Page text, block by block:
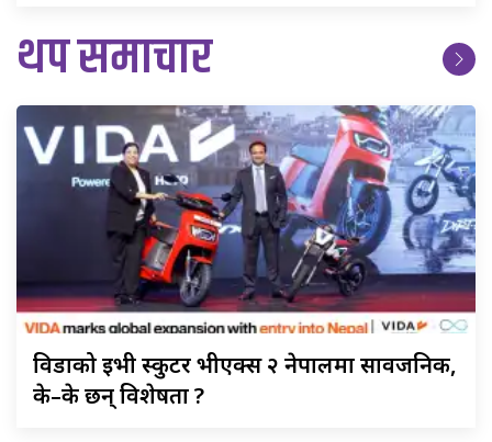
थप समाचार
विडाकोईभी स्कुटर भीएक्स २ नेपालमा सार्वजनिक,
के–के छन् विशेषता ?